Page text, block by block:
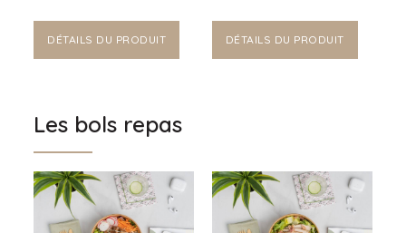
DÉTAILS DU PRODUIT DÉTAILS DU PRODUIT
Les bols repas